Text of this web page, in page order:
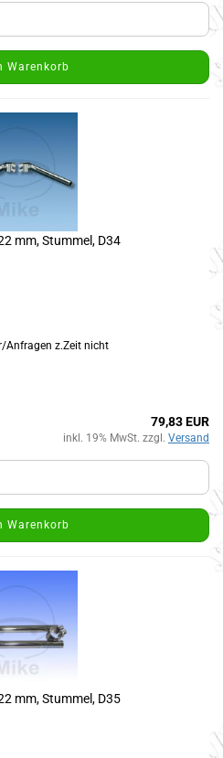
Warenkorb
mm, Stummel, D34
z.Zeit nicht
79,83 EUR
inkl. 19% MwSt. zzgl. Versand
Warenkorb
mm, Stummel, D35